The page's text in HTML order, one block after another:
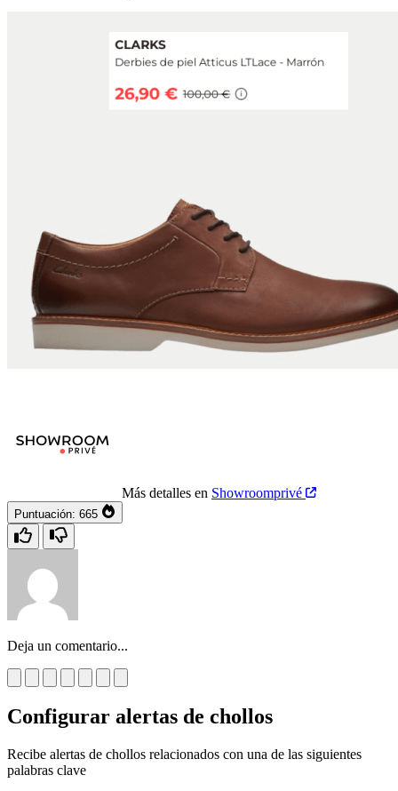
Más detalles en Showroomprivé
Puntuación: 665
Deja un comentario...
Configurar alertas de chollos
Recibe alertas de chollos relacionados con una de las siguientes
palabras clave